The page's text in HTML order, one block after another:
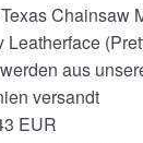
Chainsaw
Leatherface
aus
versandt
EUR